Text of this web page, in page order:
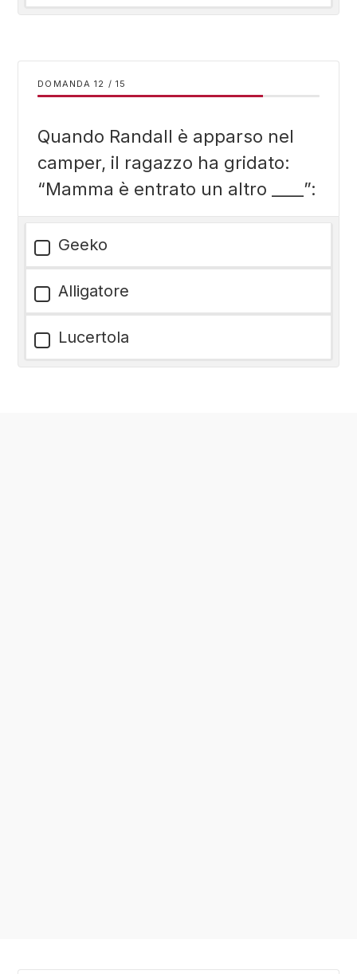
DOMANDA / 15
Quando Randall è apparso nel
camper, il ragazzo ha gridato:
“Mamma è entrato un altro ____”:
Geeko
Alligatore
Lucertola